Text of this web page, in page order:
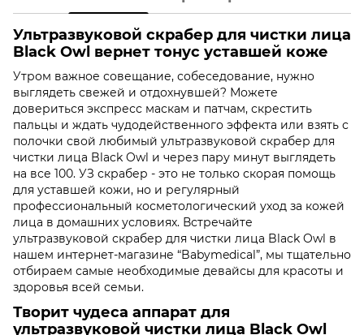
Ультразвуковой скрабер для чистки лица
Black Owl вернет тонус уставшей коже
Утром важное совещание, собеседование, нужно
выглядеть свежей и отдохнувшей? Можете
довериться экспресс маскам и патчам, скрестить
пальцы и ждать чудодейственного эффекта или взять с
полочки свой любимый ультразвуковой скрабер для
чистки лица Black Owl и через пару минут выглядеть
на все 100. УЗ скрабер - это не только скорая помощь
для уставшей кожи, но и регулярный
профессиональный косметологический уход за кожей
лица в домашних условиях. Встречайте
ультразвуковой скрабер для чистки лица Black Owl в
нашем интернет-магазине “Babymedical”, мы тщательно
отбираем самые необходимые девайсы для красоты и
здоровья всей семьи.
Творит чудеса аппарат для
ультразвуковой чистки лица Black Owl